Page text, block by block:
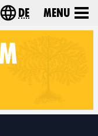
Choose your
de Menu